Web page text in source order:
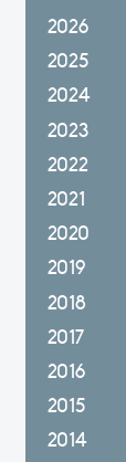
2026
2025
2024
2023
2022
2021
2020
2019
2018
2017
2016
2015
2014